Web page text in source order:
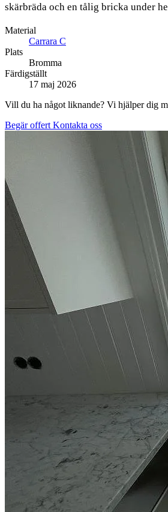
skärbräda och en tålig bricka under
Material
Carrara C
Plats
Bromma
Färdigställt
17 maj 2026
Vill du ha något liknande? Vi hjälper dig
Begär offert Kontakta oss